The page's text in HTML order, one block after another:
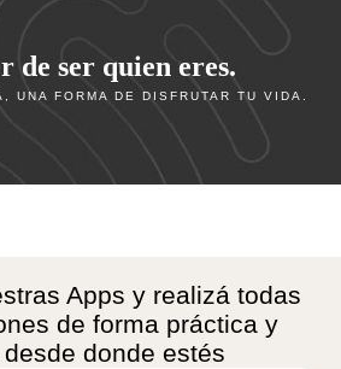
de ser quien eres.
UNA FORMA DE DISFRUTAR TU VIDA.
Apps y realizá todas
de forma práctica y
donde estés